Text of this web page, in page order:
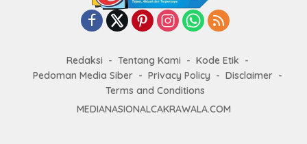
Redaksi Tentang Kami
Kode Etik
Pedoman Media Siber
Privacy Policy
Disclaimer
Terms and Conditions
MEDIANASIONALCAKRAWALA.COM